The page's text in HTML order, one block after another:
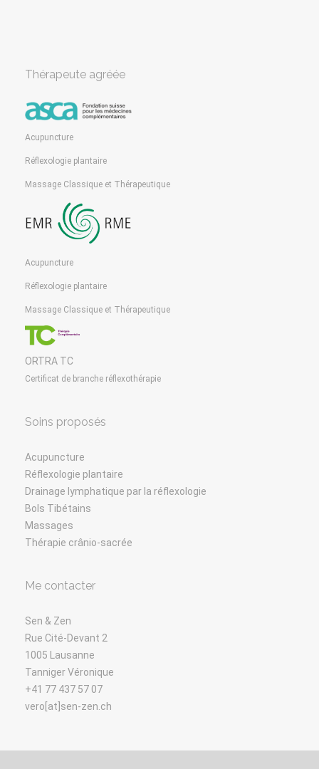
Thérapeute agréée
Acupuncture
Réflexologie plantaire
Massage Classique et Thérapeutique
Acupuncture
Réflexologie plantaire
Massage Classique et Thérapeutique
ORTRA TC
Certificat de branche réflexothérapie
Soins proposés
Acupuncture
Réflexologie plantaire
Drainage lymphatique par la réflexologie
Bols Tibétains
Massages
Thérapie crânio-sacrée
Me contacter
Sen & Zen
Rue Cité-Devant 2
1005 Lausanne
Tanniger Véronique
+41 77 437 57 07
vero[at]sen-zen.ch